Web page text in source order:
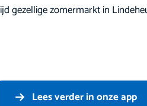
gezellige zomermarkt in
Lees verder in onze app